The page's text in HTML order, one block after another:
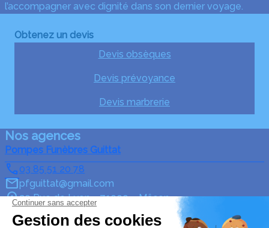
l’accompagner avec dignité dans son dernier voyage.
Obtenez un devis
Devis obsèques
Devis prévoyance
Devis marbrerie
Nos agences
Pompes Funèbres Guittat
03 85 51 20 78
pfguittat@gmail.com
20 Rue de Lyon – 71000 – Mâcon
5/5 – 15 avis